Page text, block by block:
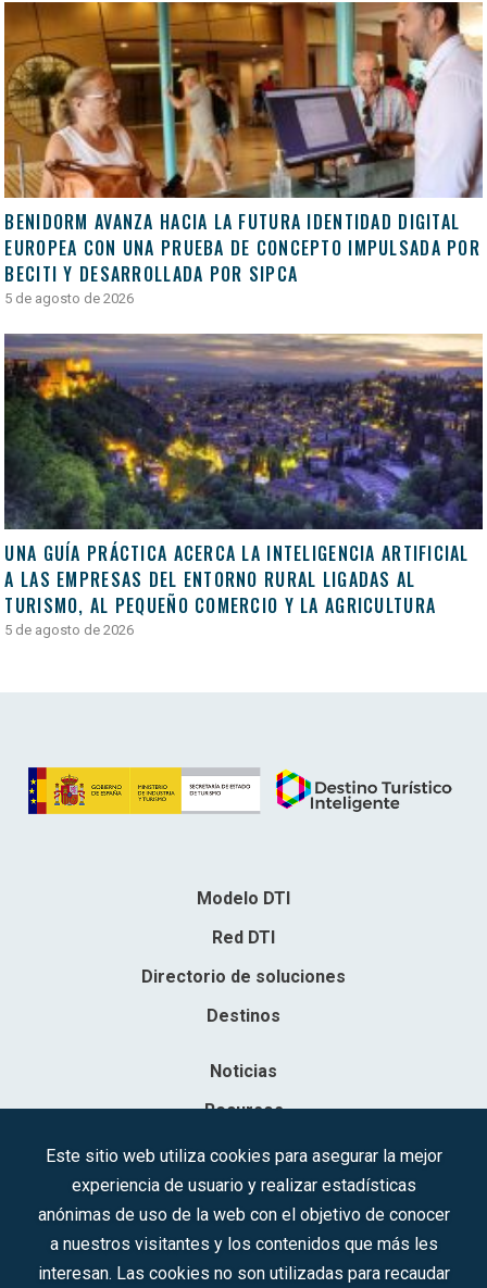
BENIDORM AVANZA HACIA LA FUTURA IDENTIDAD DIGITAL
EUROPEA CON UNA PRUEBA DE CONCEPTO IMPULSADA POR
BECITI Y DESARROLLADA POR SIPCA
5 de agosto de 2026
UNA GUÍA PRÁCTICA ACERCA LA INTELIGENCIA ARTIFICIAL
A LAS EMPRESAS DEL ENTORNO RURAL LIGADAS AL
TURISMO, AL PEQUEÑO COMERCIO Y LA AGRICULTURA
5 de agosto de 2026
Modelo DTI
Red DTI
Directorio de soluciones
Destinos
Noticias
Recursos
Contacto
Sociedad Mercantil Estatal para la Gestión de la Innovación y las
Este sitio web utiliza cookies para asegurar la mejor
experiencia de usuario y realizar estadísticas
anónimas de uso de la web con el objetivo de conocer
a nuestros visitantes y los contenidos que más les
interesan. Las cookies no son utilizadas para recaudar